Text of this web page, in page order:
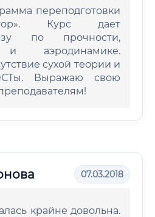
переподготовки
Курс дает
по прочности,
и аэродинамике.
сухой теории и
Выражаю свою
07.03.2018
крайне довольна.